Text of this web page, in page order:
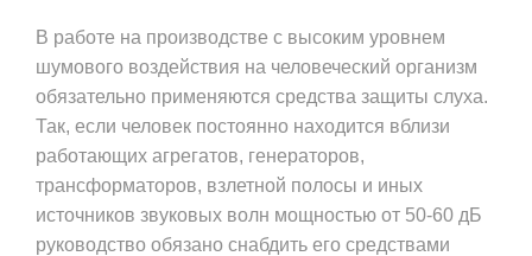
В работе на производстве с высоким уровнем
шумового воздействия на человеческий организм
обязательно применяются средства защиты слуха.
Так, если человек постоянно находится вблизи
работающих агрегатов, генераторов,
трансформаторов, взлетной полосы и иных
источников звуковых волн мощностью от 50-60 дБ
руководство обязано снабдить его средствами